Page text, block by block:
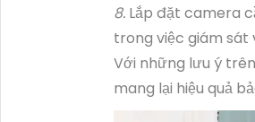
8. Lắp đặt camera
trong việc giám sát
Với những lưu ý
mang lại hiệu quả